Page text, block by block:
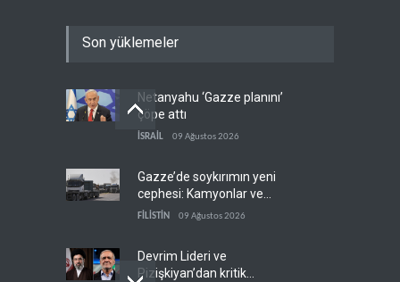
Son yüklemeler
Netanyahu ‘Gazze planını’
çöpe attı
İSRAİL 09 Ağustos 2026
Gazze’de soykırımın yeni
cephesi: Kamyonlar ve
sürücüler de hedefte
FİLİSTİN 09 Ağustos 2026
Devrim Lideri ve
Pizişkiyan’dan kritik